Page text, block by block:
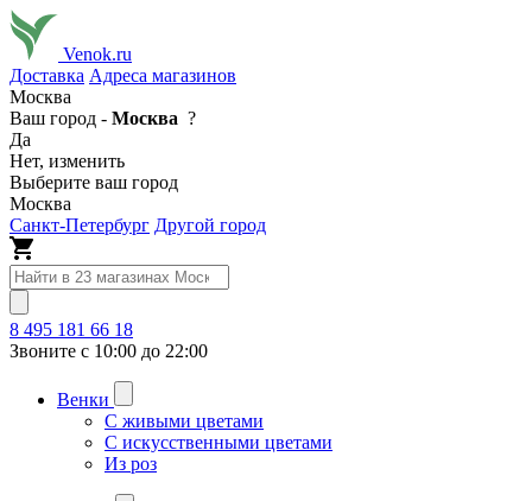
Venok.ru
Доставка Адреса магазинов
Москва
Ваш город - Москва ?
Да
Нет, изменить
Выберите ваш город
Москва
Санкт-Петербург Другой город
8 495 181 66 18
Звоните с 10:00 до 22:00
Венки
С живыми цветами
С искусственными цветами
Из роз